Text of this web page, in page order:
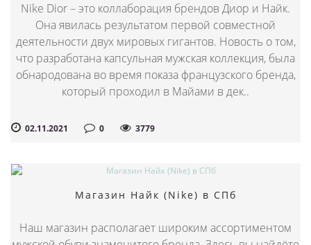
Nike Dior – это коллаборация брендов Диор и Найк.
Она явилась результатом первой совместной
деятельности двух мировых гигантов. Новость о том,
что разработана капсульная мужская коллекция, была
обнародована во время показа французского бренда,
который проходил в Майами в дек..
02.11.2021 0 3779
Магазин Найк (Nike) в СПб
Наш магазин располагает широким ассортиментом